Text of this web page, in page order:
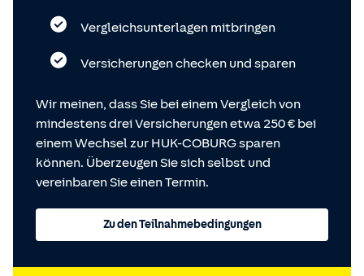
Vergleichsunterlagen mitbringen
Versicherungen checken und sparen
Wir meinen, dass Sie bei einem Vergleich von
mindestens drei Versicherungen etwa 250 € bei
einem Wechsel zur HUK-COBURG sparen
können. Überzeugen Sie sich selbst und
vereinbaren Sie einen Termin.
Zu den Teilnahmebedingungen